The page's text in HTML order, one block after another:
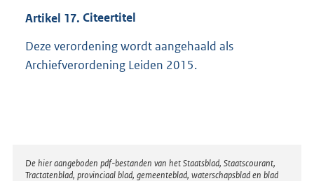
Artikel 17. Citeertitel
Deze verordening wordt aangehaald als
Archiefverordening Leiden 2015.
Disclaimer
De hier aangeboden pdf-bestanden van het Staatsblad, Staatscourant,
Tractatenblad, provinciaal blad, gemeenteblad, waterschapsblad en blad